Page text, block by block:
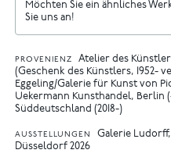
Möchten Sie ein ähnliches
Sie uns an!
PROVENIENZ
Atelier des
(Geschenk des Künstlers, 1952-
Eggeling/Galerie für Kunst von
Uekermann Kunsthandel, Berlin
Süddeutschland (2018-)
AUSSTELLUNGEN
Galerie
Düsseldorf 2026